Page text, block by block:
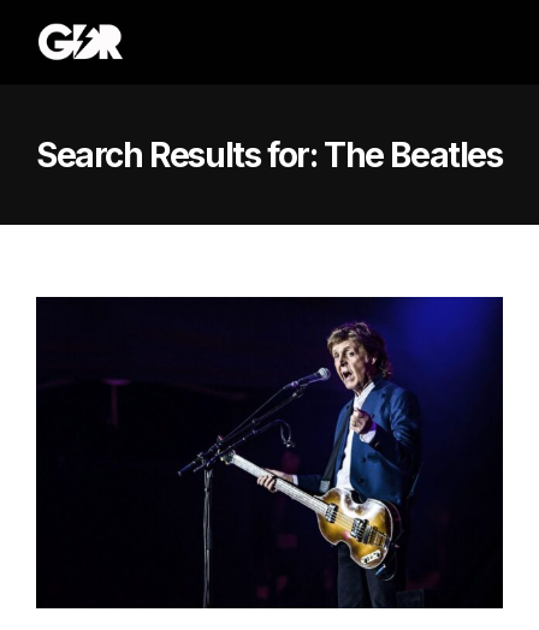
Search Results for:The Beatles